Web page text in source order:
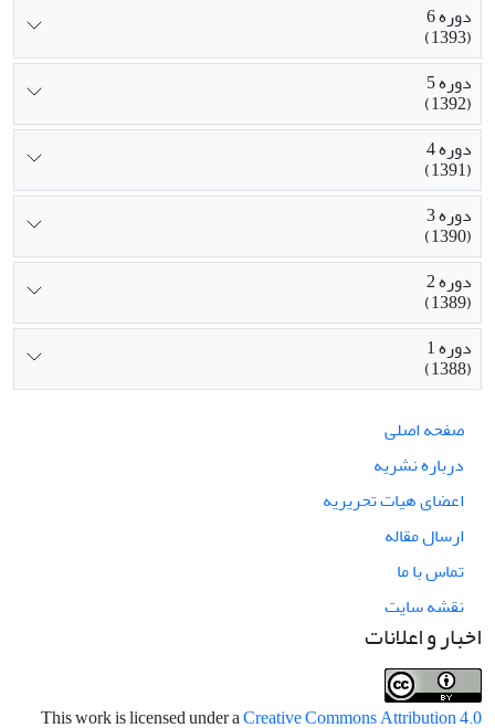
دوره 6
(1393)
دوره 5
(1392)
دوره 4
(1391)
دوره 3
(1390)
دوره 2
(1389)
دوره 1
(1388)
صفحه اصلی
درباره نشریه
اعضای هیات تحریریه
ارسال مقاله
تماس با ما
نقشه سایت
اخبار و اعلانات
This work is licensed under aCreative Commons Attribution 4.0